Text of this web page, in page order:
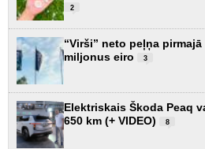
2
“Virši” neto peļņa
miljonus eiro
3
Elektriskais Škoda Peaq
650 km (+ VIDEO)
8